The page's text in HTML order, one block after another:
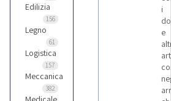
Edilizia
156
Legno
61
Logistica
157
Meccanica
382
i
e